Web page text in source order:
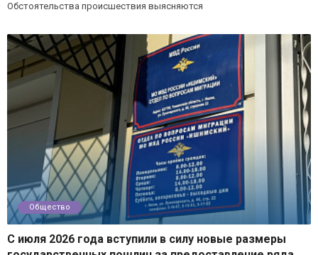
Обстоятельства происшествия выясняются
Общество
С июля 2026 года вступили в силу новые размеры